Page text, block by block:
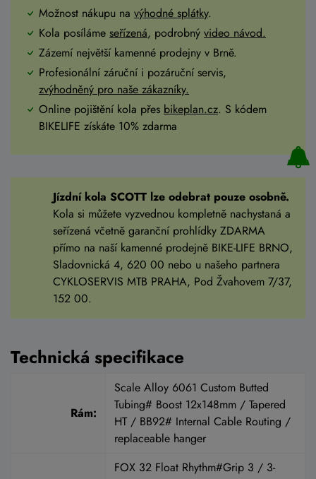
Možnost nákupu na výhodné splátky.
Kola posíláme seřízená, podrobný video návod.
Zázemí největší kamenné prodejny v Brně.
Profesionální záruční i pozáruční servis,
zvýhodněný pro naše zákazníky.
Online pojištění kola přes bikeplan.cz. S kódem
BIKELIFE získáte 10% zdarma
Jízdní kola SCOTT lze odebrat pouze osobně.
Kola si můžete vyzvednou kompletně nachystaná a
seřízená včetně garanční prohlídky ZDARMA
přímo na naší kamenné prodejně BIKE-LIFE BRNO,
Sladovnická 4, 620 00 nebo u našeho partnera
CYKLOSERVIS MTB PRAHA, Pod Žvahovem 7/37,
152 00.
Technická specifikace
Rám:
Scale Alloy 6061 Custom Butted
Tubing# Boost 12x148mm / Tapered
HT / BB92# Internal Cable Routing /
replaceable hanger
FOX 32 Float Rhythm#Grip 3 / 3-